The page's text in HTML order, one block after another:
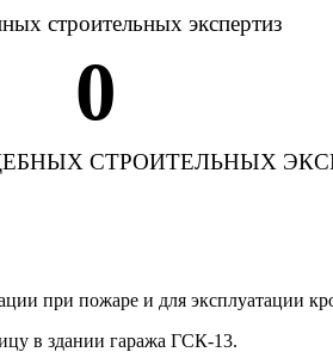
строительных экспертиз
0
СТРОИТЕЛЬНЫХ
при пожаре и для эксплуатации
в здании гаража ГСК-13.